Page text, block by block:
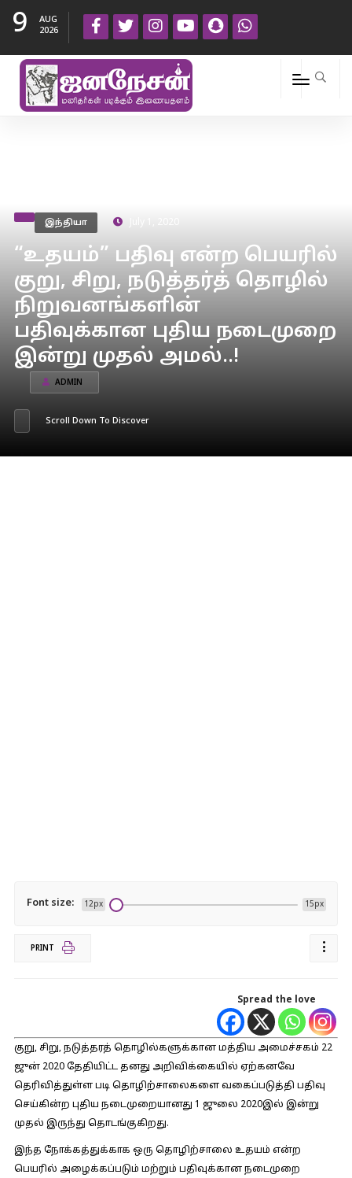
9
AUG
2026
இந்தியா
“உதயம்” பதிவு என்ற பெயரில்
குறு, சிறு, நடுத்தர்த் தொழில்
நிறுவனங்களின்
பதிவுக்கான புதிய நடைமுறை
இன்று முதல் அமல்..!
ADMIN
Scroll Down To Discover
Font size: 12px 15px
PRINT
Spread the love
குறு, சிறு, நடுத்தரத் தொழில்களுக்கான மத்திய அமைச்சகம் 22
ஜுன் 2020 தேதியிட்ட தனது அறிவிக்கையில் ஏற்கனவே
தெரிவித்துள்ள படி தொழிற்சாலைகளை வகைப்படுத்தி பதிவு
செய்கின்ற புதிய நடைமுறையானது 1 ஜுலை 2020இல் இன்று
முதல் இருந்து தொடங்குகிறது.
இந்த நோக்கத்துக்காக ஒரு தொழிற்சாலை உதயம் என்ற
பெயரில் அழைக்கப்படும் மற்றும் பதிவுக்கான நடைமுறை